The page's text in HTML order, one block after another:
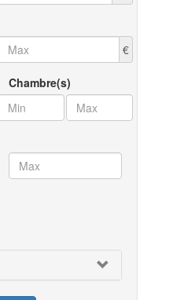
€
Chambre(s)